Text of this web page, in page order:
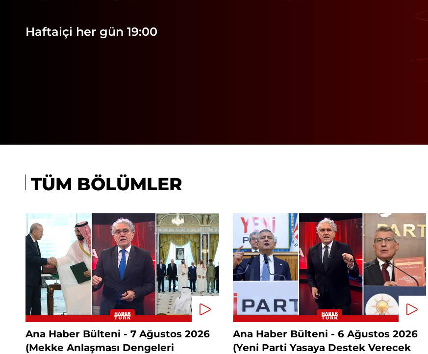
Haftaiçi her gün 19:00
TÜM BÖLÜMLER
Ana Haber Bülteni - 7 Ağustos 2026
(Mekke Anlaşması Dengeleri
Ana Haber Bülteni - 6 Ağustos 2026
(Yeni Parti Yasaya Destek Verecek